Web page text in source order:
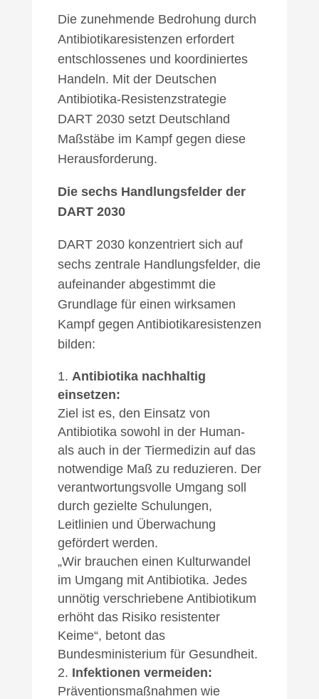
Die zunehmende Bedrohung durch
Antibiotikaresistenzen erfordert
entschlossenes und koordiniertes
Handeln. Mit der Deutschen
Antibiotika-Resistenzstrategie
DART 2030 setzt Deutschland
Maßstäbe im Kampf gegen diese
Herausforderung.
Die sechs Handlungsfelder der
DART 2030
DART 2030 konzentriert sich auf
sechs zentrale Handlungsfelder, die
aufeinander abgestimmt die
Grundlage für einen wirksamen
Kampf gegen Antibiotikaresistenzen
bilden:
Antibiotika nachhaltig
einsetzen:
Ziel ist es, den Einsatz von
Antibiotika sowohl in der Human-
als auch in der Tiermedizin auf das
notwendige Maß zu reduzieren. Der
verantwortungsvolle Umgang soll
durch gezielte Schulungen,
Leitlinien und Überwachung
gefördert werden.
„Wir brauchen einen Kulturwandel
im Umgang mit Antibiotika. Jedes
unnötig verschriebene Antibiotikum
erhöht das Risiko resistenter
Keime“, betont das
Bundesministerium für Gesundheit.
Infektionen vermeiden:
Präventionsmaßnahmen wie